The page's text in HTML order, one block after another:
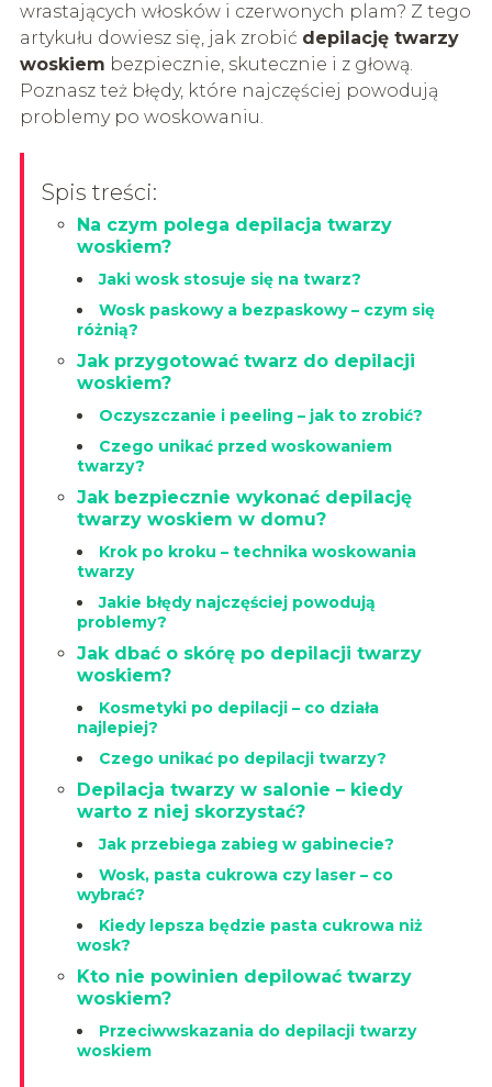
wrastających włosków i czerwonych plam? Z tego
artykułu dowiesz się, jak zrobić depilację twarzy
woskiem bezpiecznie, skutecznie i z głową.
Poznasz też błędy, które najczęściej powodują
problemy po woskowaniu.
Spis treści:
Na czym polega depilacja twarzy
woskiem?
Jaki wosk stosuje się na twarz?
Wosk paskowy a bezpaskowy – czym się
różnią?
Jak przygotować twarz do depilacji
woskiem?
Oczyszczanie i peeling – jak to zrobić?
Czego unikać przed woskowaniem
twarzy?
Jak bezpiecznie wykonać depilację
twarzy woskiem w domu?
Krok po kroku – technika woskowania
twarzy
Jakie błędy najczęściej powodują
problemy?
Jak dbać o skórę po depilacji twarzy
woskiem?
Kosmetyki po depilacji – co działa
najlepiej?
Czego unikać po depilacji twarzy?
Depilacja twarzy w salonie – kiedy
warto z niej skorzystać?
Jak przebiega zabieg w gabinecie?
Wosk, pasta cukrowa czy laser – co
wybrać?
Kiedy lepsza będzie pasta cukrowa niż
wosk?
Kto nie powinien depilować twarzy
woskiem?
Przeciwwskazania do depilacji twarzy
woskiem